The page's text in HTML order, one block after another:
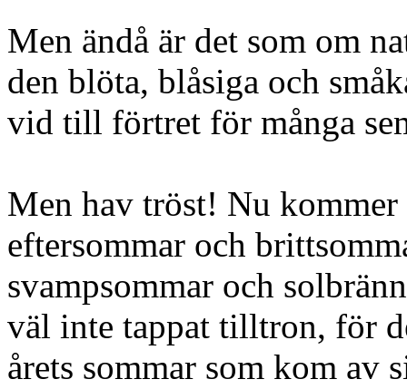
Men ändå är det som om
den blöta, blåsiga och
vid till förtret för många
Men hav tröst! Nu
eftersommar och
svampsommar och
väl inte tappat tilltron, för
årets sommar som kom av